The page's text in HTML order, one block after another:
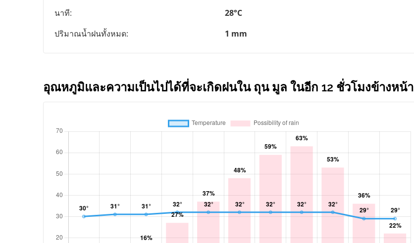
นาที:
28°C
ปริมาณน้ำฝนทั้งหมด:
1 mm
อุณหภูมิและความเป็นไปได้ที่จะเกิดฝนใน ถุน มูล ในอีก 12 ชั่วโมงข้างหน้า